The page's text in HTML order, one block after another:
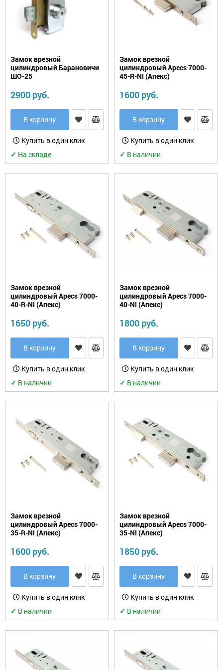
для
противопожарных
дверей
и
эл-
магнитные
замки
Кодовые
Замки
для
межкомнатных
офисных
дверей
для
металло­
пластиковых
дверей
Замки
навесные
Замок
для
почтового
Замок
велосипеда
Замок
на
окна
от
для
перекодировки,
нуклии,
роторы
Дверные
ручки
Доводчики
Поворотные
ручки
Почтовые
Раздвижные
Ручки
для
Упоры
дверные
Фурнитура
китайских
дверей
под
заказ
для
юрлиц)
Накладки/WC-
Задвижки
Дверные
защелки
Шпингалеты,
засовы
Фурнитура.
Philips
Огнестойкие
сейфы
Оружейные
Сейфы-
термостаты
Темпокассы
Эксклюзивные
сейфы
Замок врезной
цилиндровый Барановичи
ШО-25
2900 руб.
В корзину
Купить в один клик
✓ На складе
Замок врезной
цилиндровый Apecs 7000-
45-R-NI (Апекс)
1600 руб.
В корзину
Купить в один клик
✓ В наличии
Замок врезной
цилиндровый Apecs 7000-
40-R-NI (Апекс)
1650 руб.
В корзину
Купить в один клик
✓ В наличии
Замок врезной
цилиндровый Apecs 7000-
40-NI (Апекс)
1800 руб.
В корзину
Купить в один клик
✓ В наличии
Замок врезной
цилиндровый Apecs 7000-
35-R-NI (Апекс)
1600 руб.
В корзину
Купить в один клик
✓ В наличии
Замок врезной
цилиндровый Apecs 7000-
35-NI (Апекс)
1850 руб.
В корзину
Купить в один клик
✓ В наличии